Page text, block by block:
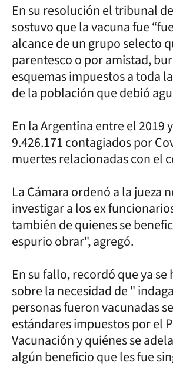
En su resolución el tribunal
sostuvo que la vacuna fue
alcance de un grupo selecto
parentesco o por amistad,
esquemas impuestos a toda
de la población que debió
En la Argentina entre el 2019
9.426.171 contagiados por
muertes relacionadas con el
La Cámara ordenó a la jueza
investigar a los ex
también de quienes se
espurio obrar", agregó.
En su fallo, recordó que ya
sobre la necesidad de "
personas fueron vacunadas
estándares impuestos por el
Vacunación y quiénes se
algún beneficio que les fue